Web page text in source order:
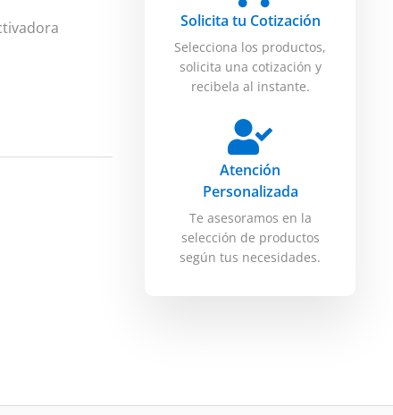
Solicita tu Cotización
Selecciona los productos,
solicita una cotización y
recibela al instante.
Atención
Personalizada
Te asesoramos en la
selección de productos
según tus necesidades.